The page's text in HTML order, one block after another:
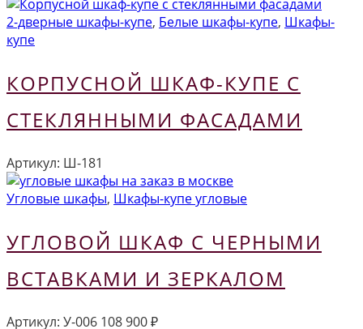
2-дверные шкафы-купе, Белые шкафы-купе, Шкафы-
купе
КОРПУСНОЙ ШКАФ-КУПЕ С
СТЕКЛЯННЫМИ ФАСАДАМИ
Артикул: Ш-181
Угловые шкафы, Шкафы-купе угловые
УГЛОВОЙ ШКАФ С ЧЕРНЫМИ
ВСТАВКАМИ И ЗЕРКАЛОМ
Артикул: У-006 108 900₽